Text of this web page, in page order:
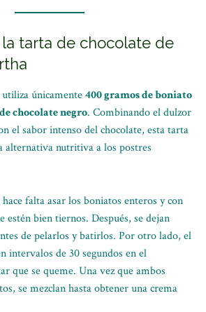
tarta de chocolate de
únicamente400 gramos de boniato
chocolate negro. Combinando el dulzor
el sabor intenso del chocolate, esta tarta
alternativa nutritiva a los postres
falta asar los boniatos enteros y con
estén bien tiernos. Después, se dejan
de pelarlos y batirlos. Por otro lado, el
intervalos de 30 segundos en el
que se queme. Una vez que ambos
se mezclan hasta obtener una crema